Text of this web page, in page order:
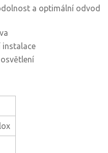
a optimální odvod
instalace